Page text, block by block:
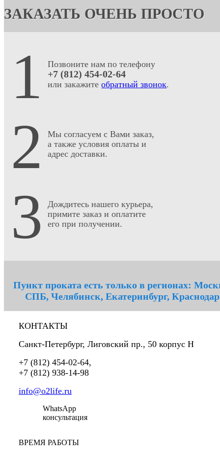
ЗАКАЗАТЬ ОЧЕНЬ ПРОСТО
1 Позвоните нам по телефону
+7 (812) 454-02-64
или закажитеобратный звонок.
2
Мы согласуем с Вами заказ,
а также условия оплаты и
адрес доставки.
3
Дождитесь нашего курьера,
примите заказ и оплатите
его при получении.
Пункт проката есть только в регионах:
СПБ, Челябинск, Екатеринбург, Краснодар
КОНТАКТЫ
Санкт-Петербург, Лиговский пр., 50 корпус Н
+7 (812) 454-02-64,
+7 (812) 938-14-98
info@o2life.ru
WhatsApp
консультация
ВРЕМЯ РАБОТЫ